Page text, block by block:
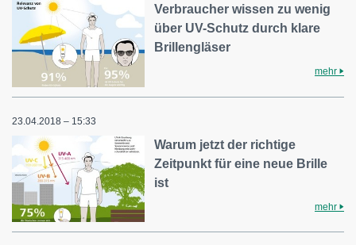
Verbraucher wissen zu wenig
über UV-Schutz durch klare
Brillengläser
mehr
23.04.2018 – 15:33
Warum jetzt der richtige
Zeitpunkt für eine neue Brille
ist
mehr